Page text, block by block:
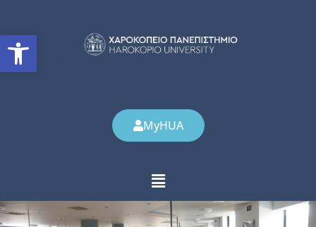
Ανοίξτε τη γραμμή
MyHUA